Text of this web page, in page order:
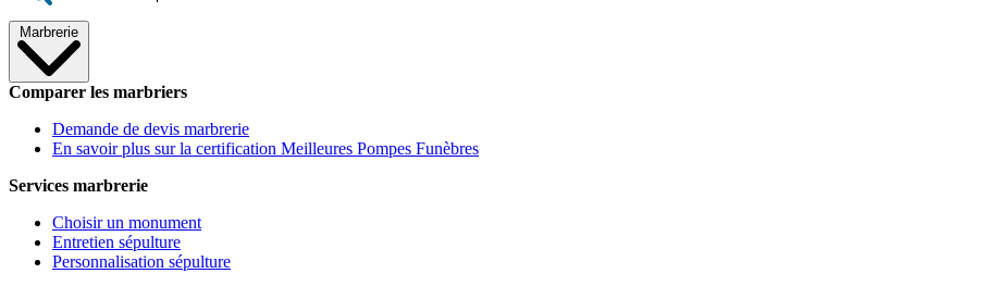
Marbrerie
Comparer les marbriers
Demande de devis marbrerie
En savoir plus sur la certification Meilleures Pompes Funèbres
Services marbrerie
Choisir un monument
Entretien sépulture
Personnalisation sépulture